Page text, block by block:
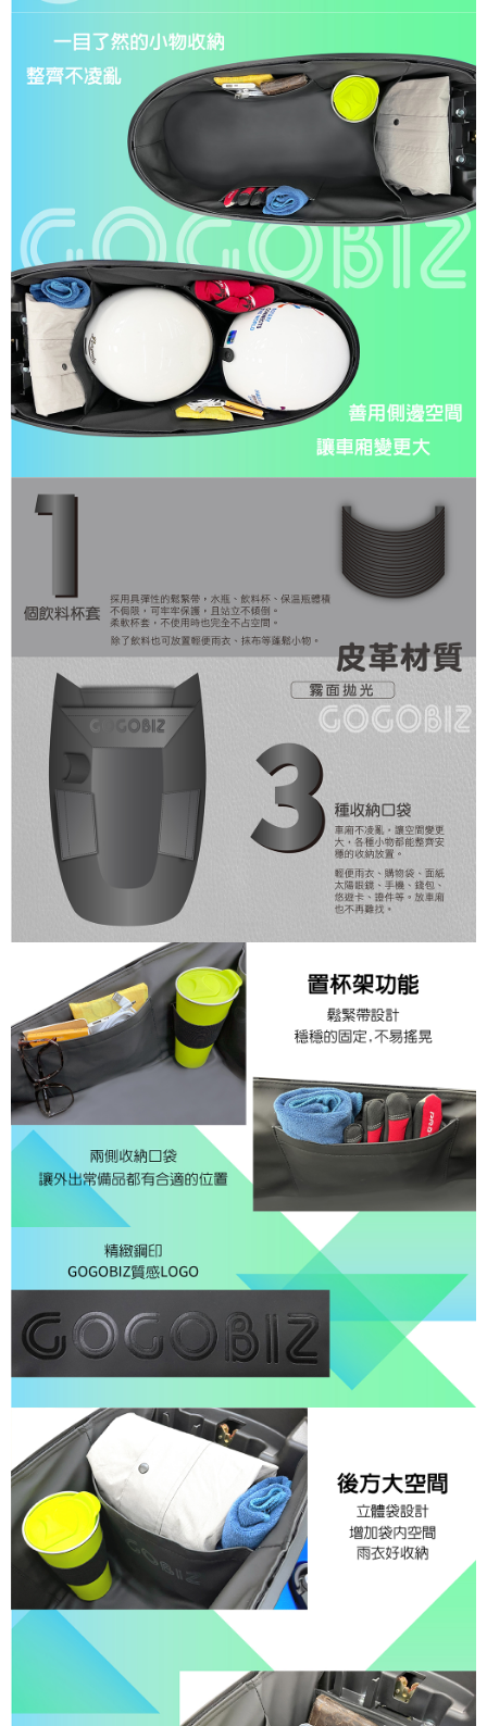
４．使用「AFTEE先享後付」時，將依據個別帳號之用戶狀況，依本公司即
請求用戶進行身份認證。
５．嚴禁一人註冊多個帳號或使用他人資訊註冊。若發現惡意使用之情形，
恩沛科技股份有限公司將有權停止該用戶之使用額度並採取法律行動。